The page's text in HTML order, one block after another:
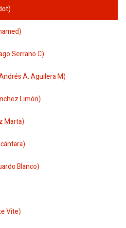
Serrano C)
A. Aguilera M)
Limón)
Marta)
Blanco)
Vite)